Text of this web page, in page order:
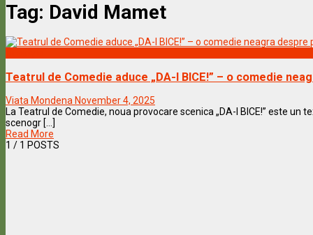
Tag: David Mamet
Teatrul de Comedie aduce „DA-I BICE!” – o comedie
Viata Mondena November 4, 2025
La Teatrul de Comedie, noua provocare scenica „DA-I BICE!” este
scenogr [...]
Read More
1 / 1 POSTS